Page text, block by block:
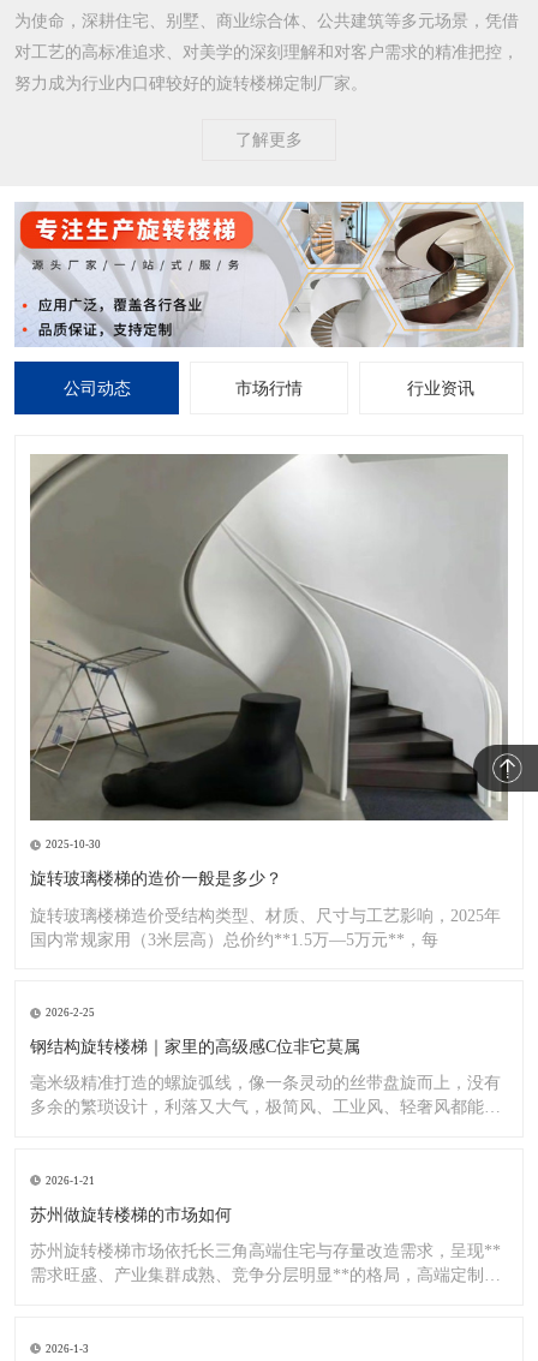
为使命，深耕住宅、别墅、商业综合体、公共建筑等多元场景，凭借
对工艺的高标准追求、对美学的深刻理解和对客户需求的精准把控，
努力成为行业内口碑较好的旋转楼梯定制厂家。​
了解更多
公司动态 市场行情 行业资讯
2025-10-30
旋转玻璃楼梯的造价一般是多少？
旋转玻璃楼梯造价受结构类型、材质、尺寸与工艺影响，2025年
国内常规家用（3米层高）总价约**1.5万—5万元**，每
2026-2-25
钢结构旋转楼梯｜家里的高级感C位非它莫属
毫米级精准打造的螺旋弧线，像一条灵动的丝带盘旋而上，没有
多余的繁琐设计，利落又大气，极简风、工业风、轻奢风都能完
2026-1-21
苏州做旋转楼梯的市场如何
苏州旋转楼梯市场依托长三角高端住宅与存量改造需求，呈现**
需求旺盛、产业集群成熟、竞争分层明显**的格局，高端定制与
2026-1-3